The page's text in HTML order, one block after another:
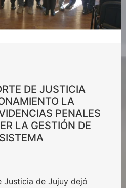
DE JUSTICIA
LA
PENALES
LA GESTIÓN DE
Justicia de Jujuy dejó